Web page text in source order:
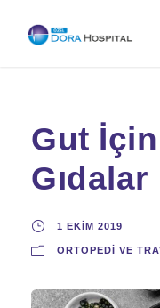
Gut
Gıdalar
1 EKIM 2019
ORTOPEDI VE